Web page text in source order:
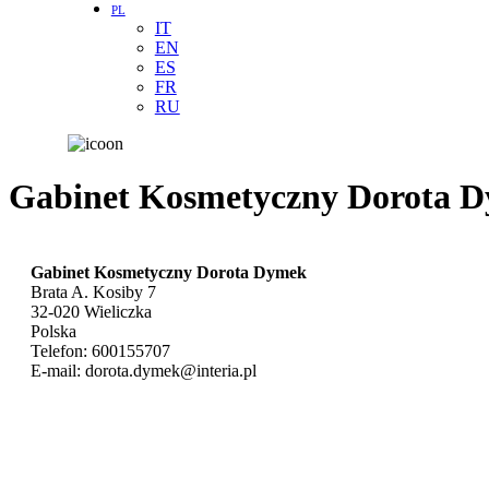
PL
IT
EN
ES
FR
RU
Gabinet Kosmetyczny Dorota
Gabinet Kosmetyczny Dorota Dymek
Brata A. Kosiby 7
32-020 Wieliczka
Polska
Telefon: 600155707
E-mail: dorota.dymek@interia.pl